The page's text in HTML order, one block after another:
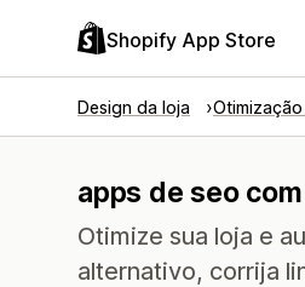
Shopify App Store
Design da loja
apps de seo
Otimize sua loja e
alternativo, corrija